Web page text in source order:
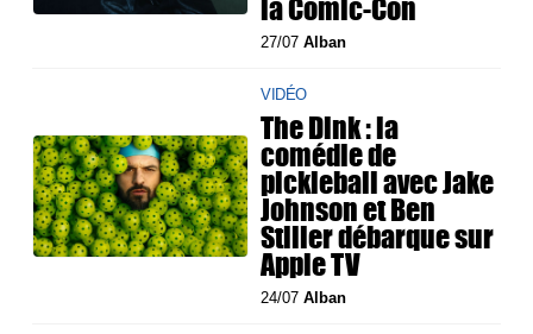
27/07Alban
VIDÉO
The Dink : la
comédie de
pickleball avec Jake
Johnson et Ben
Stiller débarque sur
Apple TV
24/07Alban